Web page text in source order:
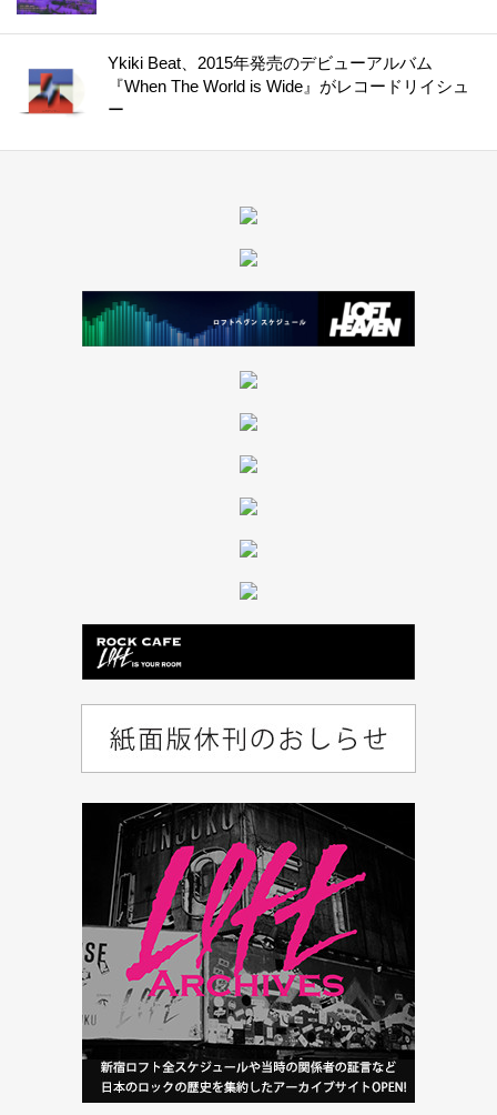
Ykiki Beat、2015年発売のデビューアルバム
『When The World is Wide』がレコードリイシュ
ー